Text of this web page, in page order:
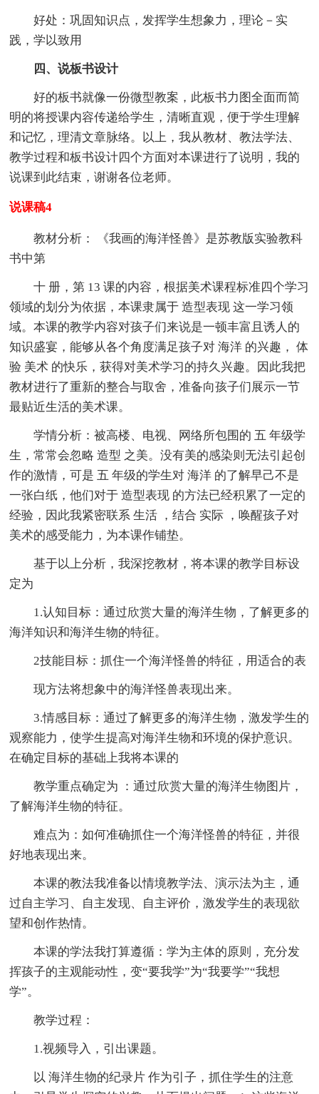
好处：巩固知识点，发挥学生想象力，理论－实
践，学以致用
四、说板书设计
好的板书就像一份微型教案，此板书力图全面而简
明的将授课内容传递给学生，清晰直观，便于学生理解
和记忆，理清文章脉络。以上，我从教材、教法学法、
教学过程和板书设计四个方面对本课进行了说明，我的
说课到此结束，谢谢各位老师。
说课稿4
教材分析： 《我画的海洋怪兽》是苏教版实验教科
书中第
十 册，第 13 课的内容，根据美术课程标准四个学习
领域的划分为依据，本课隶属于 造型表现 这一学习领
域。本课的教学内容对孩子们来说是一顿丰富且诱人的
知识盛宴，能够从各个角度满足孩子对 海洋 的兴趣， 体
验 美术 的快乐，获得对美术学习的持久兴趣。因此我把
教材进行了重新的整合与取舍，准备向孩子们展示一节
最贴近生活的美术课。
学情分析：被高楼、电视、网络所包围的 五 年级学
生，常常会忽略 造型 之美。没有美的感染则无法引起创
作的激情，可是 五 年级的学生对 海洋 的了解早己不是
一张白纸，他们对于 造型表现 的方法已经积累了一定的
经验，因此我紧密联系 生活 ，结合 实际 ，唤醒孩子对
美术的感受能力，为本课作铺垫。
基于以上分析，我深挖教材，将本课的教学目标设
定为
1.认知目标：通过欣赏大量的海洋生物，了解更多的
海洋知识和海洋生物的特征。
2技能目标：抓住一个海洋怪兽的特征，用适合的表
现方法将想象中的海洋怪兽表现出来。
3.情感目标：通过了解更多的海洋生物，激发学生的
观察能力，使学生提高对海洋生物和环境的保护意识。
在确定目标的基础上我将本课的
教学重点确定为 ：通过欣赏大量的海洋生物图片，
了解海洋生物的特征。
难点为：如何准确抓住一个海洋怪兽的特征，并很
好地表现出来。
本课的教法我准备以情境教学法、演示法为主，通
过自主学习、自主发现、自主评价，激发学生的表现欲
望和创作热情。
本课的学法我打算遵循：学为主体的原则，充分发
挥孩子的主观能动性，变“要我学”为“我要学”“我想
学”。
教学过程：
1.视频导入，引出课题。
以 海洋生物的纪录片 作为引子，抓住学生的注意